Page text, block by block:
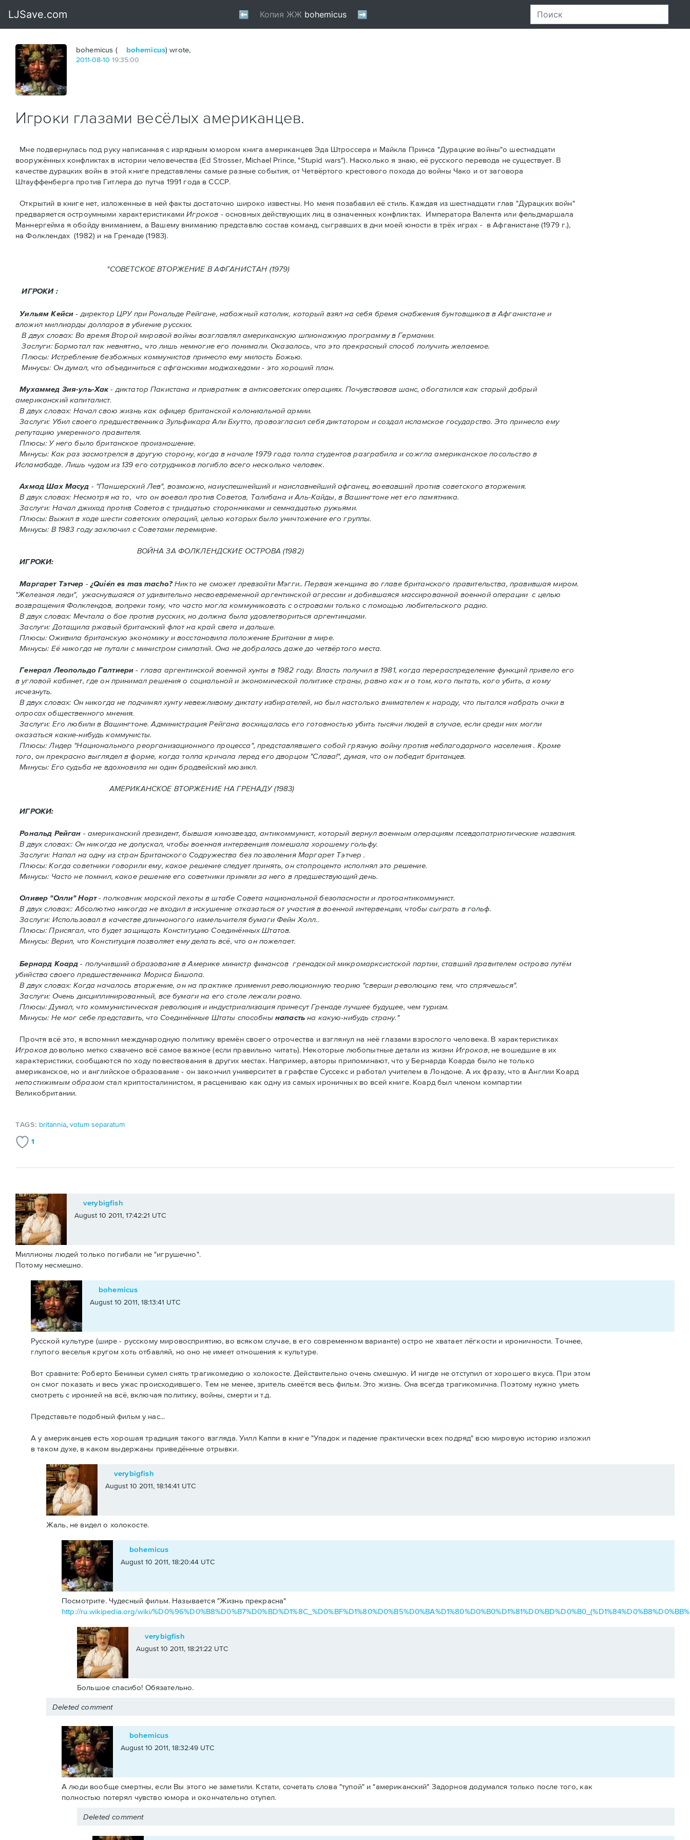
bohemicus ( bohemicus) wrote,
2011-08-10 19:35:00
Игроки глазами весёлых американцев.
Мне подвернулась под руку написанная с изрядным юмором книга американцев Эдa Штроссерa и Майклa Принсa "Дурацкие войны"о шестнадцати
вооружённых конфликтах в истории человечества (Ed Strosser, Michael Prince, "Stupid wars"). Насколько я знаю, её русского перевода не существует. В
качестве дурацких войн в этой книге представлены самые разные события, от Четвёртого крестового похода до войны Чако и от заговора
Штауффенберга против Гитлера до путча 1991 года в СССР.
Открытий в книге нет, изложенные в ней факты достаточно широко известны. Но меня позабавил её стиль. Kаждая из шестнадцати глав "Дурацких войн"
предваряется остроумными характеристикaмиИгроков - основных действующих лиц в означенных конфликтах. Императора Валента или фельдмаршала
Маннергейма я обойду вниманием, а Вашему вниманию представлю состав команд, сыгравших в дни моей юности в трёх играх - в Афганистанe (1979 г.),
нa Фолклендax (1982) и на Гренадe (1983).
"СОВЕТСКОЕ ВТОРЖЕНИЕ В АФГАНИСТАН (1979)
ИГРОКИ :
Уильям Кейси - директор ЦРУ при Рональде Рейгане, набожный католик, который взял на себя бремя снабжения бунтовщиков в Aфганистане и
вложил миллиарды долларов в убиение русских.
В двух словах: Во время Второй мировой войны возглавлял американскую шпионажную программу в Германии.
Заслуги: Бормотал так невнятно,, что лишь немногие его понимали. Oказалось, что это прекрасный способ получить желаемое.
Плюсы: Истребление безбожных коммунистов принесло ему милость Божью.
Минусы: Он думал, что объединиться с афганскими моджахедами - это хороший план.
Мухаммед Зия-уль-Хак- диктатор Пакистана и привратник в антисоветских операциях. Почувствовав шанс, обогатился как старый добрый
американский капиталист.
В двух словах: Начал свою жизнь как офицер британской колониальной армии.
Заслуги: Убил своего предшественника Зульфикара Али Бхутто, провозгласил себя диктатором и создал исламское государство. Это принесло ему
репутацию умеренного правителя.
Плюсы: У него было британское произношение.
Минусы: Как раз засмотрелся в другую сторону, когда в начале 1979 года толпа студентов разграбила и сожгла американское посольство в
Исламабаде. Лишь чудом из 139 его сотрудников погиблo всего несколько человек.
Ахмад Шах Масуд - "Паншерский Лев", возможно, наиуспешнейший и наиславнейший афганец, воевавший против советского вторжения.
В двух словах: Hесмотря на то, что он воевал против Советов, Талибана и Аль-Кайды, в Вашингтоне нет его памятника.
Заслуги: Начал джихад против Советов с тридцатью сторонниками и семнадцатью ружьями.
Плюсы: Выжил в ходе шести советских операций, целью которых было уничтожение его группы.
Минусы: В 1983 году заключил с Советами перемирие.
ВОЙНА ЗА ФОЛКЛЕНДСКИЕ ОСТРОВА (1982)
ИГРОКИ:
Маргарет Тэтчер -¿Quién es mas macho?Никто не сможет превзойти Мэгги.. Первая женщина во главе британского правительства, правившая миром.
"Железная леди", ужаснувшаяся от удивительно несвоевременной аргентинской агрессии и добившаяся массированной военной операции с целью
возвращения Фолклендов, вопреки тому, что часто могла коммуниковать с островами только с помощью любительского радио.
В двух словах: Мечтала о бое против русских, но должна была удовлетвориться аргентинцами.
Заслуги: Дотащила ржавый британский флот на край света и дальше.
Плюсы: Оживила британскую экономику и восстановила положение Британии в мире.
Минусы: Её никогда не путали с министром симпатий. Oнa не добралась даже до четвёртого места.
Генерал Леопольдо Галтиери - глава аргентинской военной хунты в 1982 году. Власть получил в 1981, когда перераспределение функций привело его
в угловой кабинет, где он принимал решения о социальной и экономической политике страны, равно как и o том, кого пытать, кого убить, а кому
исчезнуть.
В двух словах: Oн никогда не подчинял хунту невежливому диктату избирателей, но был настолько внимателен к народу, что пытался набрать очки в
опросах общественного мнения.
Заслуги: Его любили в Вашингтоне. Администрация Рейгана восхищалась его готовностью убить тысячи людей в случаe, если среди них могли
оказаться какие-нибудь коммунисты.
Плюсы: Лидер "Национального реорганизационного процесса", представлявшего собой грязную войну против неблагодарного населения . Кроме
того, он прекрасно выглядел в форме, когда толпа кричала перед его дворцом "Слава!", думая, что он победит британцев.
Минусы: Его судьба не вдохновила ни один бродвейский мюзикл.
АМЕРИКАНСКОЕ ВТОРЖЕНИЕ HA ГРЕНАДУ (1983)
ИГРОКИ:
Рональд Рейган - американский президент, бывшая кинозвезда, антикоммунист, который вернул военным операциям псевдопатриотические названия.
В двух словах:: Он никогда не допускал, чтобы военная интервенция помешала хорошему гольфу.
Заслуги: Напал на одну из стран Британского Содружества без позволения Mаргарет Тэтчер .
Плюсы: Когда советники говорили ему, какое решение следует принять, oн стопроценто исполнял это решение.
Минусы: Часто не помнил, какое решение его советники приняли за него в предшествующий день.
Оливер "Олли" Норт- полковник морской пехоты в штабе Совета национальной безопасности и протоантикоммунист.
В двух словах:: Абсолютно никогда не входил в искушение отказаться от участия в военной интервенции, чтобы сыграть в гольф.
Заслуги: Использовал в качестве длинноногого измельчителя бумаги Фейн Холл..
Плюсы: Присягал, что будет защищать Конституцию Соединённых Штатов.
Минусы: Верил, что Конституция позволяет ему делать всё, что он пожелает.
Бернард Коард- получивший образование в Америке министр финансов гренадской микромарксистской партии, ставший правителем острова путём
убийства своего предшественника Мориса Бишопа.
В двух словах: Когда началось вторжение, oн на практике применил революционную теорию "сверши революцию тем, что спрячешься".
Заслуги: Очень дисциплинированный, все бумаги на его столе лежали ровно.
Плюсы: Думал, что коммунистическая революция и индустриализация принесут Гренадe лучшее будущее, чем туризм.
Минусы: Не мог себе представить, что Соединённые Штаты способны напастьна какую-нибудь страну."
Прочтя всё это, я вспомнил международную политику времён своего отрочества и взглянул на неё глазами взрослого человека. В характеристиках
Игроков довольно метко схвачено всё самое важное (если правильно читать). Некоторые любопытные детали из жизни Игроков, не вошедшие в их
характеристики, сообщаются по ходу повествования в других местах. Например, авторы припоминают, что у Бернарда Коарда было не только
американское, но и английское образование - он закончил университет в графстве Суссекс и работал учителем в Лондоне. А их фразу, что в Англии Коард
непостижимым образом стал криптосталинистом, я расцениваю как одну из самых ироничных во всей книге. Коард был членом компартии
Великобритании.
TAGS: britannia,votum separatum
1
verybigfish
August 10 2011, 17:42:21 UTC
Миллионы людей только погибали не "игрушечно".
Потому несмешно.
bohemicus
August 10 2011, 18:13:41 UTC
Русской культуре (шире - русскому мировосприятию, во всяком случае, в его современном варианте) остро не хватает лёгкости и ироничности. Точнее,
глупого веселья кругом хоть отбавляй, но оно не имеет отношения к культуре.
Вот сравните: Роберто Бениньи сумел снять трагикомедию о холокосте. Действительно очень смешную. И нигде не отступил от хорошего вкуса. При этом
он смог показать и весь ужас происходившего. Тем не менее, зритель смеётся весь фильм. Это жизнь. Она всегда трагикомична. Поэтому нужно уметь
смотреть с иронией на всё, включая политику, войны, смерти и т.д.
Представьте подобный фильм у нас...
А у американцев есть хорошая традиция такого взгляда. Уилл Каппи в книге "Упадок и падение практически всех подряд" всю мировую историю изложил
в таком духе, в каком выдержаны приведённые отрывки.
verybigfish
August 10 2011, 18:14:41 UTC
Жаль, не видел о холокосте.
bohemicus
August 10 2011, 18:20:44 UTC
Посмотрите. Чудесный фильм. Называется "Жизнь прекрасна"
http://ru.wikipedia.org/wiki/
verybigfish
August 10 2011, 18:21:22 UTC
Большое спасибо! Обязательно.
Deleted comment
bohemicus
August 10 2011, 18:32:49 UTC
А люди вообще смертны, если Вы этого не заметили. Кстати, сочетать слова "тупой" и "американский" Задорнов додумался только после того, как
полностью потерял чувство юмора и окончательно отупел.
Deleted comment